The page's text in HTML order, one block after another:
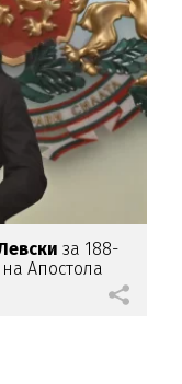
за 188-
Апостола